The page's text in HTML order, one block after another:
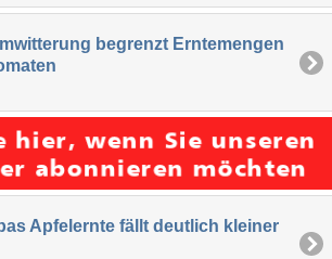
begrenzt Erntemengen
Apfelernte fällt deutlich kleiner